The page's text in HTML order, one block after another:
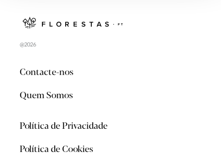
@2026
Contacte-nos
Quem Somos
Política de Privacidade
Política de Cookies